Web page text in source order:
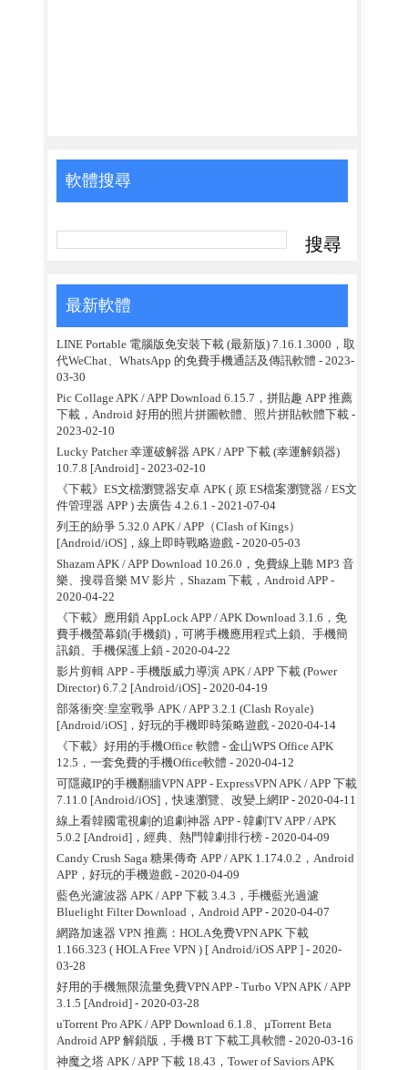
軟體搜尋
最新軟體
LINE Portable 電腦版免安裝下載 (最新版) 7.16.1.3000，取
代WeChat、WhatsApp 的免費手機通話及傳訊軟體 - 2023-
03-30
Pic Collage APK / APP Download 6.15.7，拼貼趣 APP 推薦
下載，Android 好用的照片拼圖軟體、照片拼貼軟體下載-
2023-02-10
Lucky Patcher 幸運破解器 APK / APP 下載 (幸運解鎖器)
10.7.8 [Android] - 2023-02-10
《下載》ES文檔瀏覽器安卓 APK ( 原 ES檔案瀏覽器 / ES文
件管理器 APP ) 去廣告 4.2.6.1 - 2021-07-04
列王的紛爭 5.32.0 APK / APP（Clash of Kings）
[Android/iOS]，線上即時戰略遊戲- 2020-05-03
Shazam APK / APP Download 10.26.0，免費線上聽 MP3 音
樂、搜尋音樂 MV 影片，Shazam 下載，Android APP-
2020-04-22
《下載》應用鎖 AppLock APP / APK Download 3.1.6，免
費手機螢幕鎖(手機鎖)，可將手機應用程式上鎖、手機簡
訊鎖、手機保護上鎖 - 2020-04-22
影片剪輯 APP - 手機版威力導演 APK / APP 下載 (Power
Director) 6.7.2 [Android/iOS]- 2020-04-19
部落衝突:皇室戰爭 APK / APP 3.2.1 (Clash Royale)
[Android/iOS]，好玩的手機即時策略遊戲- 2020-04-14
《下載》好用的手機Office 軟體 - 金山WPS Office APK
12.5，一套免費的手機Office軟體 - 2020-04-12
可隱藏IP的手機翻牆VPN APP - ExpressVPN APK / APP 下載
7.11.0 [Android/iOS]，快速瀏覽、改變上網IP- 2020-04-11
線上看韓國電視劇的追劇神器 APP - 韓劇TV APP / APK
5.0.2 [Android]，經典、熱門韓劇排行榜- 2020-04-09
Candy Crush Saga 糖果傳奇 APP / APK 1.174.0.2，Android
APP，好玩的手機遊戲- 2020-04-09
藍色光濾波器 APK / APP 下載 3.4.3，手機藍光過濾
Bluelight Filter Download，Android APP- 2020-04-07
網路加速器 VPN 推薦：HOLA免费VPN APK 下載
1.166.323 ( HOLA Free VPN ) [ Android/iOS APP ]- 2020-
03-28
好用的手機無限流量免費VPN APP - Turbo VPN APK / APP
3.1.5 [Android]- 2020-03-28
uTorrent Pro APK / APP Download 6.1.8、µTorrent Beta
Android APP 解鎖版，手機 BT 下載工具軟體 - 2020-03-16
神魔之塔 APK / APP 下載 18.43，Tower of Saviors APK